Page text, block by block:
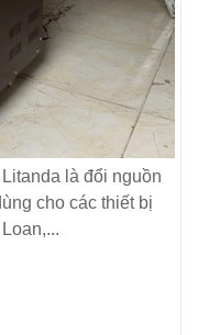
là đổi nguồn
cho các thiết bị